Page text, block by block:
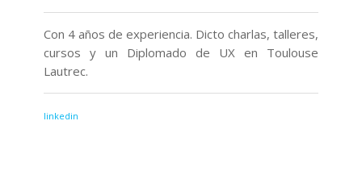
Con 4 años de experiencia. Dicto charlas, talleres,
cursos y un Diplomado de UX en Toulouse
Lautrec.
linkedin